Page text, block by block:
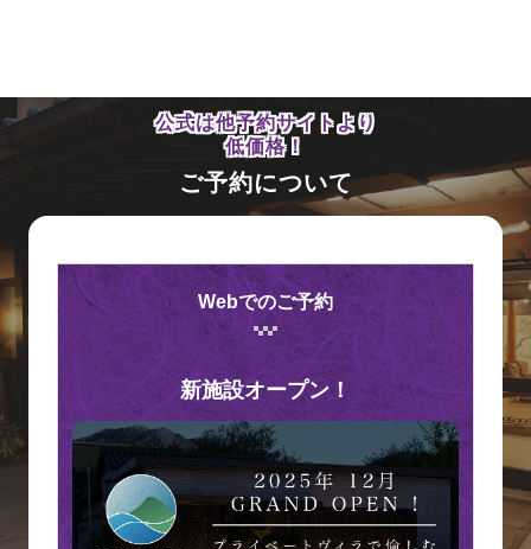
公式は他予約サイトより
低価格！
ご予約について
Webでのご予約
新施設オープン！